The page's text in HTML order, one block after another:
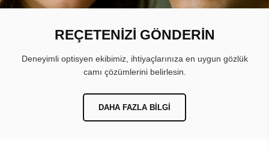
REÇETENİZİ GÖNDERİN
Deneyimli optisyen ekibimiz, ihtiyaçlarınıza en uygun gözlük
camı çözümlerini belirlesin.
DAHA FAZLA BILGI